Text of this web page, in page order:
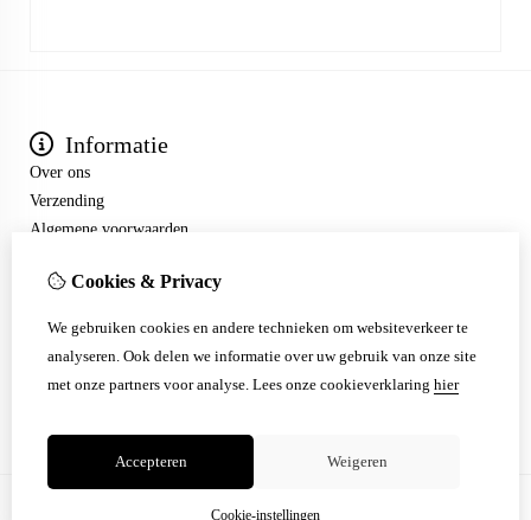
Informatie
Over ons
Verzending
Algemene voorwaarden
Aanbiedingen
Mijn account
Klantenservice
Cookies & Privacy
We gebruiken cookies en andere technieken om websiteverkeer te
analyseren. Ook delen we informatie over uw gebruik van onze site
met onze partners voor analyse. Lees onze cookieverklaring hier
Accepteren Weigeren
Cookie-instellingen